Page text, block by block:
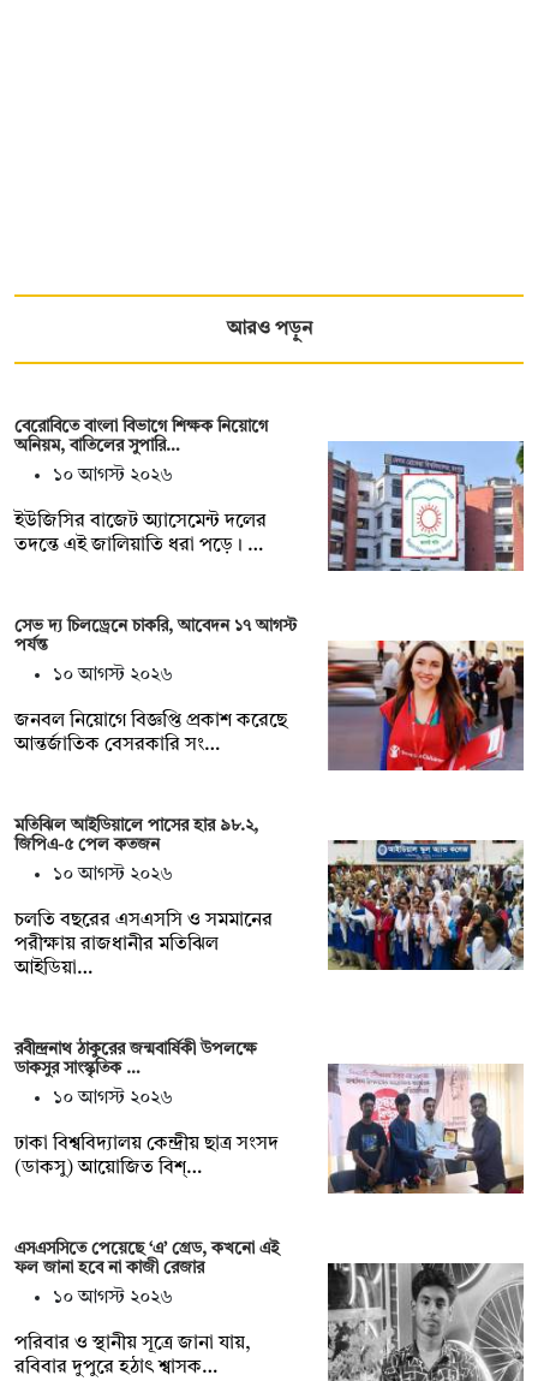
আরও পড়ুন
বেরোবিতে বাংলা বিভাগে শিক্ষক নিয়োগে
অনিয়ম, বাতিলের সুপারি…
১০ আগস্ট ২০২৬
ইউজিসির বাজেট অ্যাসেমেন্ট দলের
তদন্তে এই জালিয়াতি ধরা পড়ে। …
সেভ দ্য চিলড্রেনে চাকরি, আবেদন ১৭ আগস্ট
পর্যন্ত
১০ আগস্ট ২০২৬
জনবল নিয়োগে বিজ্ঞপ্তি প্রকাশ করেছে
আন্তর্জাতিক বেসরকারি সং…
মতিঝিল আইডিয়ালে পাসের হার ৯৮.২,
জিপিএ-৫ পেল কতজন
১০ আগস্ট ২০২৬
চলতি বছরের এসএসসি ও সমমানের
পরীক্ষায় রাজধানীর মতিঝিল
আইডিয়া…
রবীন্দ্রনাথ ঠাকুরের জন্মবার্ষিকী উপলক্ষে
ডাকসুর সাংস্কৃতিক …
১০ আগস্ট ২০২৬
ঢাকা বিশ্ববিদ্যালয় কেন্দ্রীয় ছাত্র সংসদ
(ডাকসু) আয়োজিত বিশ্…
এসএসসিতে পেয়েছে ‘এ’ গ্রেড, কখনো এই
ফল জানা হবে না কাজী রেজার
১০ আগস্ট ২০২৬
পরিবার ও স্থানীয় সূত্রে জানা যায়,
রবিবার দুপুরে হঠাৎ শ্বাসক…